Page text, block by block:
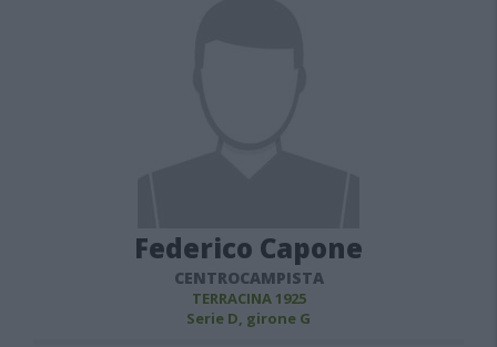
Federico Capone
CENTROCAMPISTA
TERRACINA 1925
Serie D, girone G